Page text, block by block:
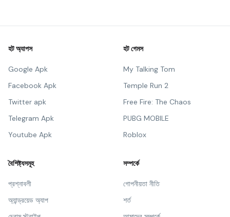
হট অ্যাপস
Google Apk
Facebook Apk
Twitter apk
Telegram Apk
Youtube Apk
হট গেমস
My Talking Tom
Temple Run 2
Free Fire: The Chaos
PUBG MOBILE
Roblox
বৈশিষ্ট্যসমূহ
প্রশ্নাবলী
অ্যান্ড্রয়েড অ্যাপ
সম্পর্কে
গোপনীয়তা নীতি
শর্ত